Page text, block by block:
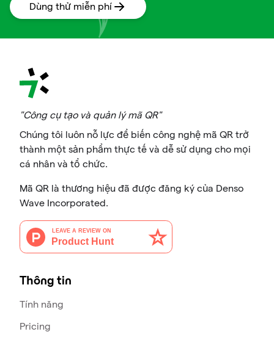
Dùng thử miễn phí
"Công cụ tạo và quản lý mã QR"
Chúng tôi luôn nỗ lực để biến công nghệ mã QR trở
thành một sản phẩm thực tế và dễ sử dụng cho mọi
cá nhân và tổ chức.
Mã QR là thương hiệu đã được đăng ký của Denso
Wave Incorporated.
Thông tin
Tính năng
Pricing